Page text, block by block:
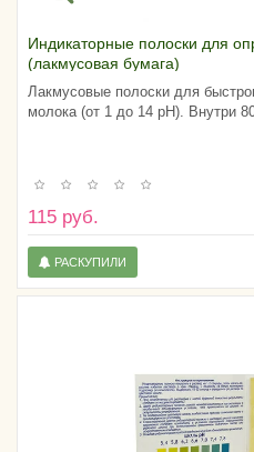
Индикаторные полоски для
(лакмусовая бумага)
Лакмусовые полоски для
молока (от 1 до 14 pH). Внутри
115 руб.
РАСКУПИЛИ